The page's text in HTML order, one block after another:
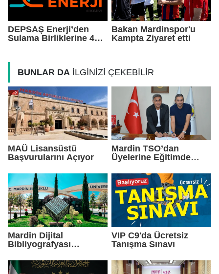
DEPSAŞ Enerji’den
Sulama Birliklerine 48
Bakan Mardinspor'u
Kampta Ziyaret etti
BUNLAR DA İLGİNİZİ ÇEKEBİLİR
MAÜ Lisansüstü
Başvurularını Açıyor
Mardin TSO’dan
Üyelerine Eğitimde
Mardin Dijital
Bibliyografyası
Buluştu
VIP C9'da Ücretsiz
Tanışma Sınavı